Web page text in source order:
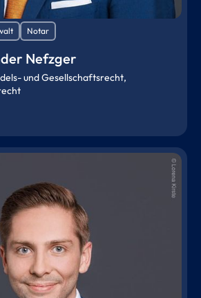
Notar
Nefzger
und Gesellschaftsrecht,